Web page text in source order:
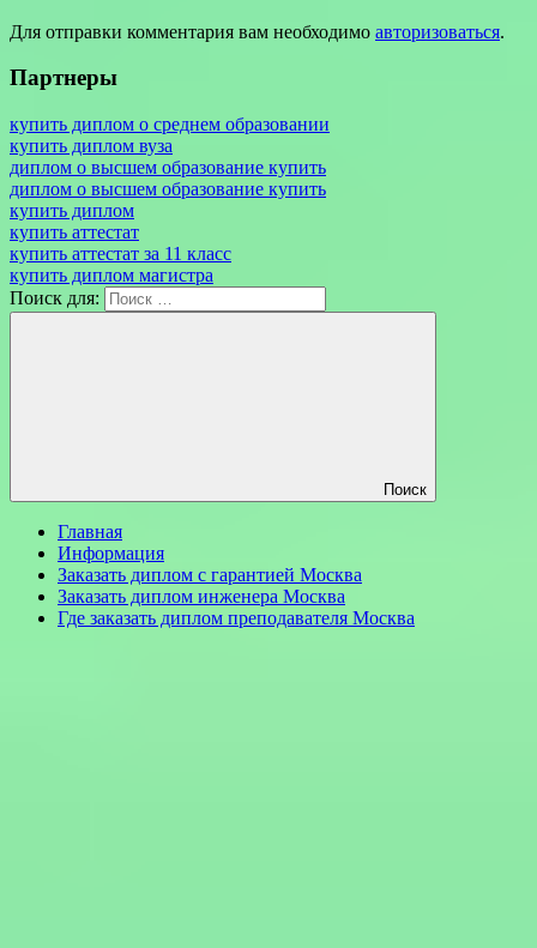
Для отправки комментария вам необходимо авторизоваться.
Партнеры
купить диплом о среднем образовании
купить диплом вуза
диплом о высшем образование купить
диплом о высшем образование купить
купить диплом
купить аттестат
купить аттестат за 11 класс
купить диплом магистра
Поиск для:
Поиск
Главная
Информация
Заказать диплом с гарантией Москва
Заказать диплом инженера Москва
Где заказать диплом преподавателя Москва